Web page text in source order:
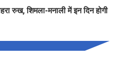
रुख, शिमला-मनाली में इन दिन होगी